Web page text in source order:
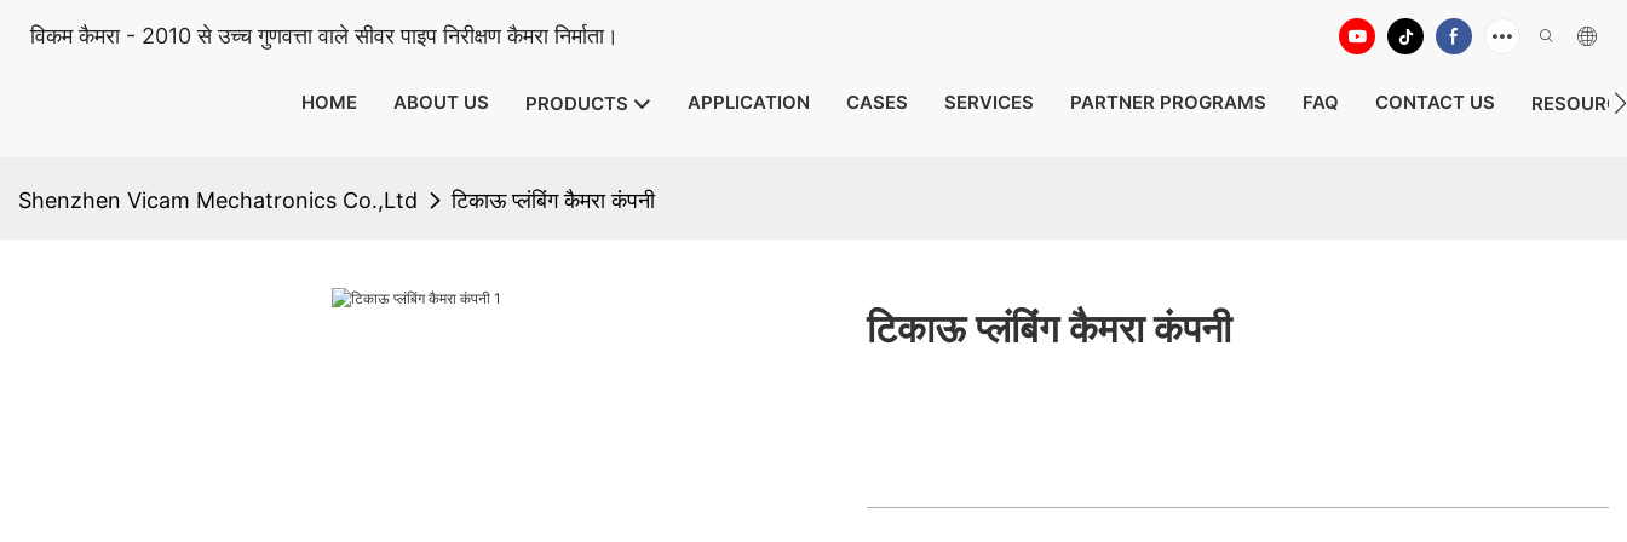
विकम कैमरा - 2010 से उच्च गुणवत्ता वाले सीवर पाइप निरीक्षण कैमरा निर्माता।
HOME ABOUT US PRODUCTS APPLICATION CASES SERVICES PARTNER PROGRAMS FAQ CONTACT US
Shenzhen Vicam Mechatronics Co.,Ltd टिकाऊ प्लंबिंग कैमरा कंपनी
टिकाऊ प्लंबिंग कैमरा कंपनी